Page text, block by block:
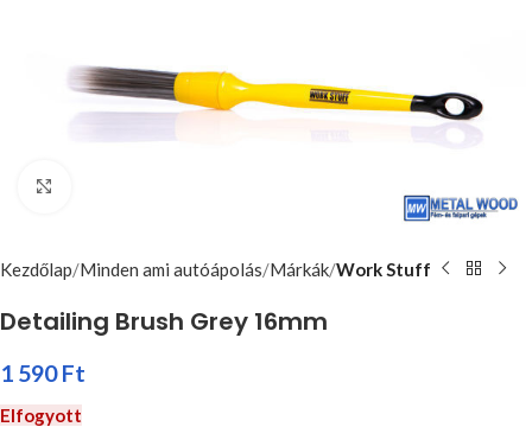
Kezdőlap Minden ami autóápolás Márkák Work Stuff
Detailing Brush Grey 16mm
1 590Ft
Elfogyott